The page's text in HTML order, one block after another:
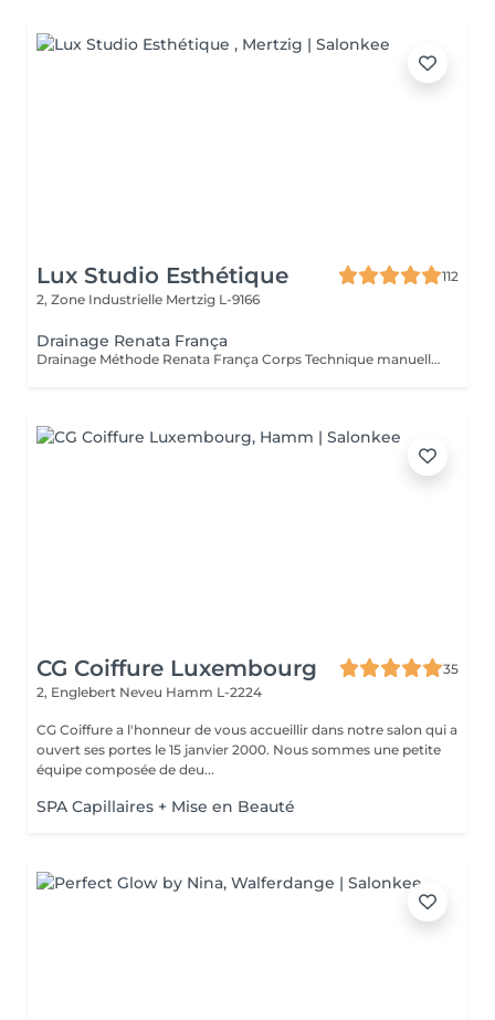
Lux Studio Esthétique
112
2, Zone Industrielle Mertzig L-9166
Drainage Renata França
Drainage Méthode Renata França Corps Technique manuelle brésilienne reconnue pour ses résultats immédiats. Grâce à des manuvres fermes et rythmées, ce soin stimule le système lymphatique, aide à éliminer les toxines et réduit la rétention d'eau. Bienfaits : Jambes légères dès la première séance Réduction des gonflements Silhouette visiblement affinée Sensation de bien-être et de légèreté Idéal en cure pour des résultats durables. Miracle Touch Visage Métode Renata França Soin facial drainant et remodelant offrant un effet lifting naturel immédiat. Il décongestionne le visage, réduit les poches et redonne éclat et fraîcheur à la peau. Bienfaits : Réduction des poches et cernes Visage plus lumineux et reposé Effet liftant naturel Détente profonde Parfait avant un événement ou en cure régulière.
CG Coiffure Luxembourg
35
2, Englebert Neveu Hamm L-2224
CG Coiffure a l'honneur de vous accueillir dans notre salon qui a
ouvert ses portes le 15 janvier 2000. Nous sommes une petite
équipe composée de deu...
SPA Capillaires + Mise en Beauté